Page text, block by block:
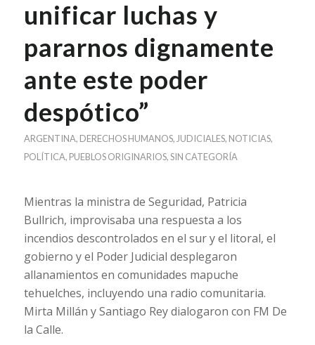
unificar luchas y
pararnos dignamente
ante este poder
despótico”
ARGENTINA, DERECHOS HUMANOS, JUDICIALES, NOTICIAS,
POLÍTICA, PUEBLOS ORIGINARIOS,SIN CATEGORÍA
Mientras la ministra de Seguridad, Patricia
Bullrich, improvisaba una respuesta a los
incendios descontrolados en el sur y el litoral, el
gobierno y el Poder Judicial desplegaron
allanamientos en comunidades mapuche
tehuelches, incluyendo una radio comunitaria.
Mirta Millán y Santiago Rey dialogaron con FM De
la Calle.